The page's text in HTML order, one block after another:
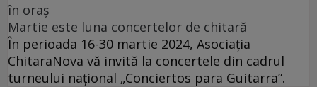
în oraș
Martie este luna concertelor de chitară
În perioada 16-30 martie 2024, Asociația
ChitaraNova vă invită la concertele din cadrul
turneului național „Conciertos para Guitarra”.